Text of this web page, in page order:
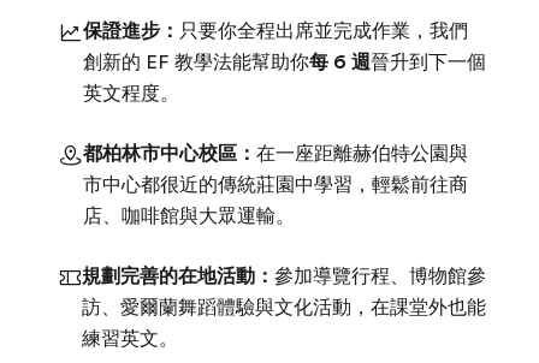
保證進步： 只要你全程出席並完成作業，我們
創新的 EF 教學法能幫助你每 6 週晉升到下一個
英文程度。
都柏林市中心校區： 在一座距離赫伯特公園與
市中心都很近的傳統莊園中學習，輕鬆前往商
店、咖啡館與大眾運輸。
規劃完善的在地活動： 參加導覽行程、博物館參
訪、愛爾蘭舞蹈體驗與文化活動，在課堂外也能
練習英文。